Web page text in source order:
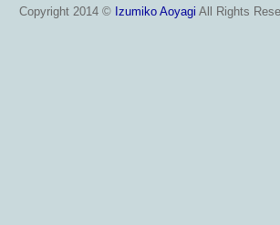
Copyright 2014 © Izumiko Aoyagi All Rights